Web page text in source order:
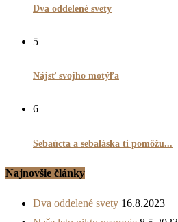
Dva oddelené svety
5
Nájsť svojho motýľa
6
Sebaúcta a sebaláska ti pomôžu...
Najnovšie články
Dva oddelené svety 16.8.2023